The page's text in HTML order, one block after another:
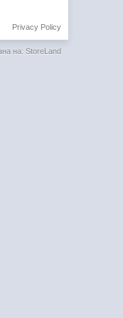
Privacy Policy
на: StoreLand